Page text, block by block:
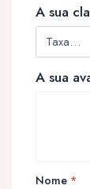
A sua
A sua
Nome *